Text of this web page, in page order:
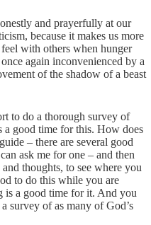
and prayerfully at our
because it makes us more
with others when hunger
again inconvenienced by a
of the shadow of a beast
to do a thorough survey of
a good time for this. How does
– there are several good
ask me for one – and then
thoughts, to see where you
to do this while you are
is a good time for it. And you
survey of as many of God’s